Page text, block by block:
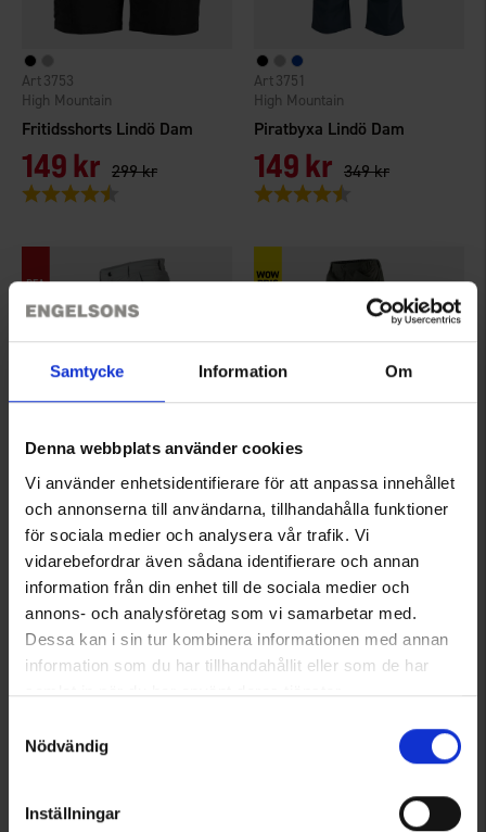
Samtycke Information Om
Denna webbplats använder cookies
Vi använder enhetsidentifierare för att anpassa innehållet
och annonserna till användarna, tillhandahålla funktioner
för sociala medier och analysera vår trafik. Vi
vidarebefordrar även sådana identifierare och annan
information från din enhet till de sociala medier och
annons- och analysföretag som vi samarbetar med.
Dessa kan i sin tur kombinera informationen med annan
information som du har tillhandahållit eller som de har
samlat in när du har använt deras tjänster.
Nödvändig
Inställningar
Fritidsshorts Lindö Dam
High Mountain
3753
149 kr 299 kr
Betyg:
Piratbyxa Lindö Dam
High Mountain
3751
149 kr 349 kr
Betyg:
Piratbyxa Lindö Herr
High Mountain
3750
149 kr 349 kr
High Mountain
1560
499 kr